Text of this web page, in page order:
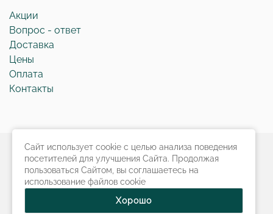
Акции
Вопрос - ответ
Доставка
Цены
Оплата
Контакты
© 2018-2026г.Международный Центр
Перевода.
Продвижение сайта от
Сайт использует cookie с целью анализа поведения
посетителей для улучшения Сайта. Продолжая
пользоваться Сайтом, вы соглашаетесь на
использование файлов cookie
Хорошо